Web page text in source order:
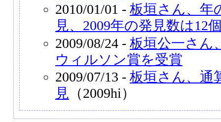
2010/01/01 - 板垣さん、年
見、2009年の発見数は12
2009/08/24 - 板垣公一さん
ウィルソン賞を受賞
2009/07/13 - 板垣さん、通
見 （2009hi）